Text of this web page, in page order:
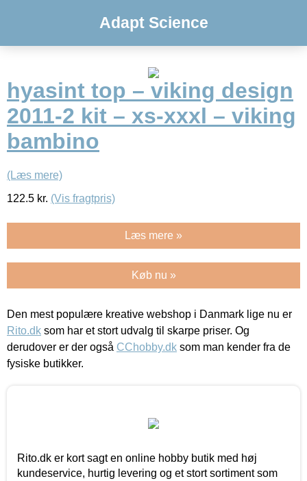
Adapt Science
hyasint top – viking design
2011-2 kit – xs-xxxl – viking
bambino
(Læs mere)
122.5 kr. (Vis fragtpris)
Læs mere »
Køb nu »
Den mest populære kreative webshop i Danmark lige nu er
Rito.dk som har et stort udvalg til skarpe priser. Og
derudover er der også CChobby.dk som man kender fra de
fysiske butikker.
Rito.dk er kort sagt en online hobby butik med høj
kundeservice, hurtig levering og et stort sortiment som